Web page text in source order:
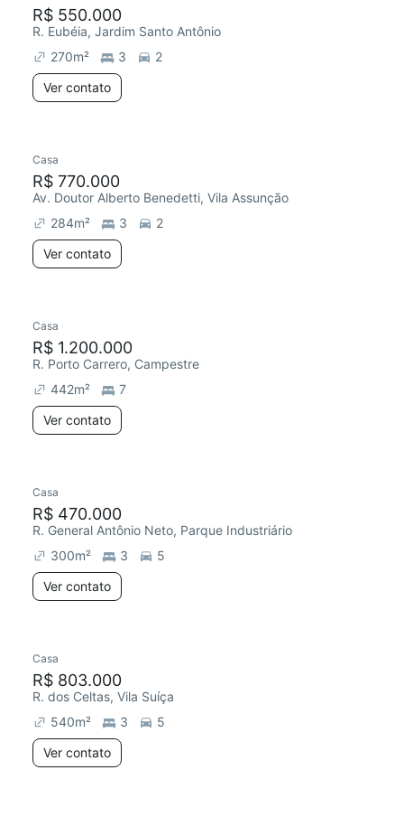
R$ 550.000
R. Eubéia, Jardim Santo Antônio
270m² 3
2
Ver contato
Casa
R$ 770.000
Av. Doutor Alberto Benedetti, Vila Assunção
284m² 3
2
Ver contato
Casa
R$ 1.200.000
R. Porto Carrero, Campestre
442m²
7
Ver contato
Casa
R$ 470.000
R. General Antônio Neto, Parque Industriário
300m² 3
5
Ver contato
Casa
R$ 803.000
R. dos Celtas, Vila Suíça
540m² 3
5
Ver contato